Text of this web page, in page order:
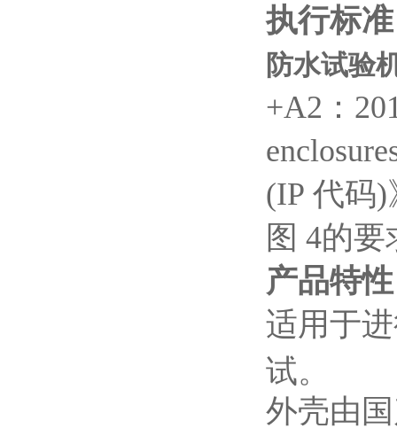
执行标准
防水试验
+A2：
(IP 代码)
图 4的要
产品特性
适用于
试。
外壳由